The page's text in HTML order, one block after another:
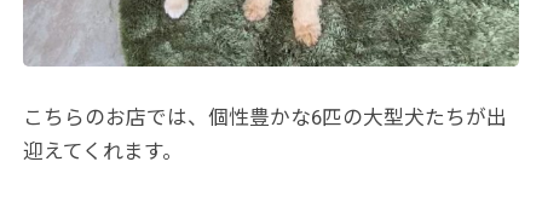
こちらのお店では、個性豊かな6匹の大型犬たちが出
迎えてくれます。